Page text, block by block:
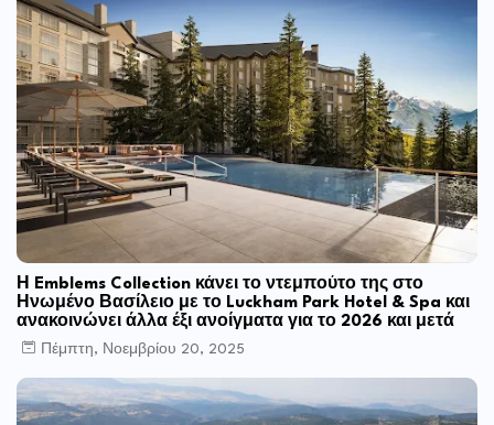
Η Emblems Collection κάνει το ντεμπούτο της στο
Ηνωμένο Βασίλειο με το Luckham Park Hotel & Spa και
ανακοινώνει άλλα έξι ανοίγματα για το 2026 και μετά
Πέμπτη, Νοεμβρίου 20, 2025